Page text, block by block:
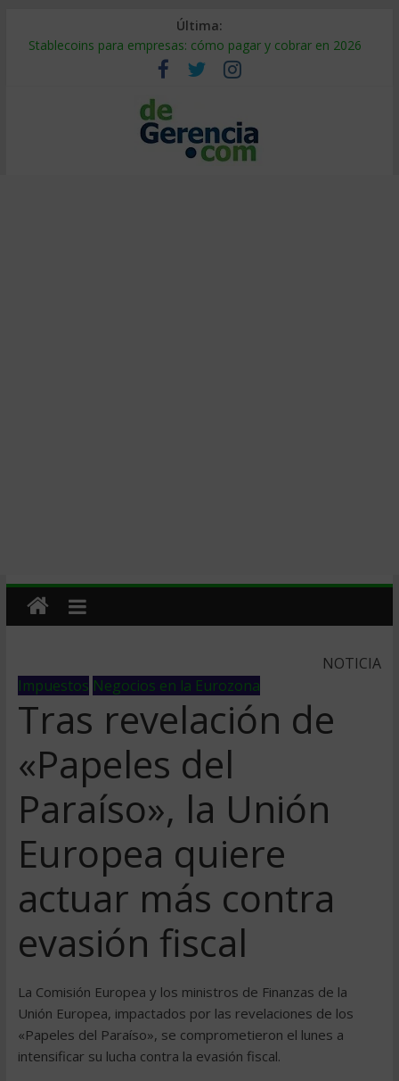
Última:
Stablecoins para empresas: cómo pagar y cobrar en 2026
Despido silencioso: qué es y por qué sale tan caro
IA en selección de personal: cómo auditarla a tiempo
Trabajo forzoso en la cadena de suministro: qué hacer
Mercado hispano de EE. UU.: cómo segmentarlo y venderle
NOTICIA
Impuestos Negocios en la Eurozona
Tras revelación de
«Papeles del
Paraíso», la Unión
Europea quiere
actuar más contra
evasión fiscal
La Comisión Europea y los ministros de Finanzas de la
Unión Europea, impactados por las revelaciones de los
«Papeles del Paraíso», se comprometieron el lunes a
intensificar su lucha contra la evasión fiscal.